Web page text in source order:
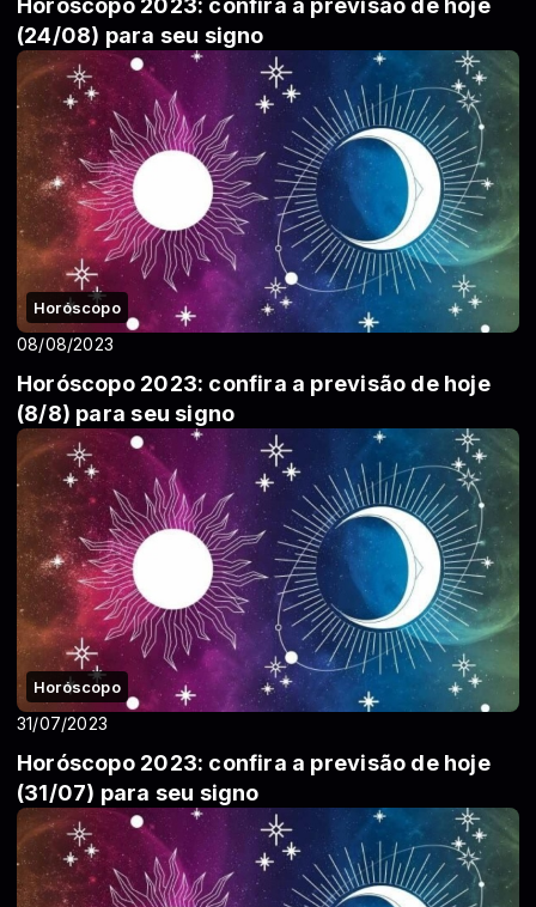
Horóscopo 2023: confira a previsão de hoje
(24/08) para seu signo
Horóscopo
08/08/2023
Horóscopo 2023: confira a previsão de hoje
(8/8) para seu signo
Horóscopo
31/07/2023
Horóscopo 2023: confira a previsão de hoje
(31/07) para seu signo